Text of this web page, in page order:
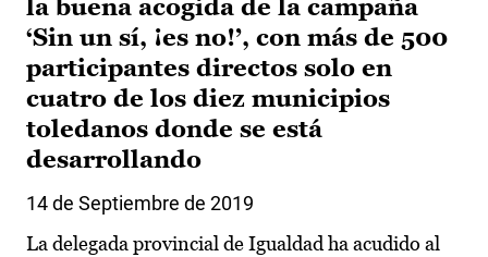
la buena acogida de la campaña
‘Sin un sí, ¡es no!’, con más de 500
participantes directos solo en
cuatro de los diez municipios
toledanos donde se está
desarrollando
14 de Septiembre de 2019
La delegada provincial de Igualdad ha acudido al